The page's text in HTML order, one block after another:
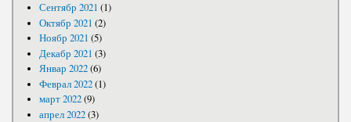
Сентябр 2021 (1)
Октябр 2021 (2)
Ноябр 2021 (5)
Декабр 2021 (3)
Январ 2022(6)
Феврал 2022(1)
март 2022(9)
апрел 2022(3)